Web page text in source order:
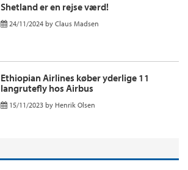
Shetland er en rejse værd!
24/11/2024 by Claus Madsen
Ethiopian Airlines køber yderlige 11
langrutefly hos Airbus
15/11/2023 by Henrik Olsen